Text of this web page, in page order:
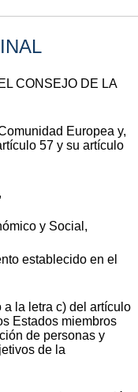
CONSEJO DE LA
Europea y,
57 y su artículo
y Social,
establecido en el
la letra c) del artículo
Estados miembros
de personas y
de la